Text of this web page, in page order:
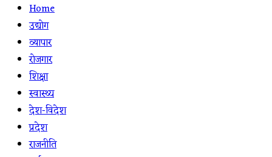
Home
उद्योग
व्यापार
रोजगार
शिक्षा
स्वास्थ्य
देश-विदेश
प्रदेश
राजनीति